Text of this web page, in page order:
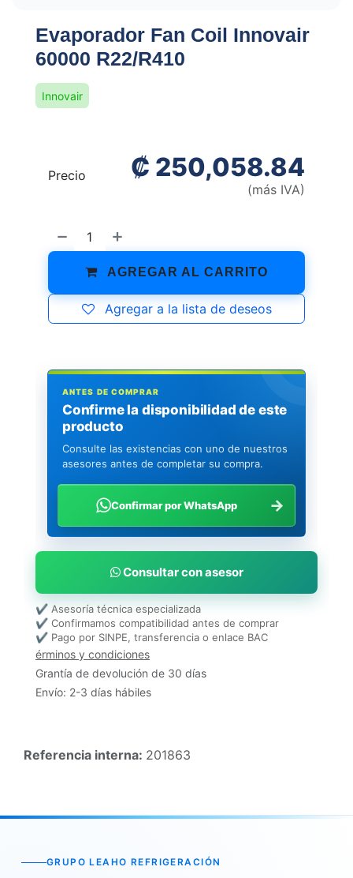
Evaporador Fan Coil Innovair
60000 R22/R410
Innovair
AGREGAR AL CARRITO
Agregar a la lista de deseos
Precio ₡ 250,058.84
(más IVA)
ANTES DE COMPRAR
Confirme la disponibilidad de este
producto
Consulte las existencias con uno de nuestros
asesores antes de completar su compra.
Confirmar por WhatsApp →
Consultar con asesor
✔ Asesoría técnica especializada
✔ Confirmamos compatibilidad antes de comprar
✔ Pago por SINPE, transferencia o enlace BAC
érminos y condiciones
Grantía de devolución de 30 días
Envío: 2-3 días hábiles
Referencia interna: 201863
GRUPO LEAHO REFRIGERACIÓN